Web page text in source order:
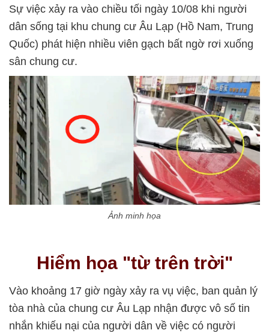
Sự việc xảy ra vào chiều tối ngày 10/08 khi người
dân sống tại khu chung cư Âu Lạp (Hồ Nam, Trung
Quốc) phát hiện nhiều viên gạch bất ngờ rơi xuống
sân chung cư.
Ảnh minh họa
Hiểm họa "từ trên trời"
Vào khoảng 17 giờ ngày xảy ra vụ việc, ban quản lý
tòa nhà của chung cư Âu Lạp nhận được vô số tin
nhắn khiếu nại của người dân về việc có người